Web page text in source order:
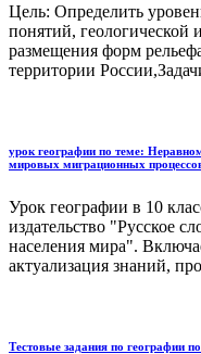
Цель: Определить
понятий, геологической
размещения форм
территории
урок географии по теме:
мировых миграционных
Урок географии в 10
издательство "Русское
населения мира".
актуализация знаний,
Тестовые задания по географии